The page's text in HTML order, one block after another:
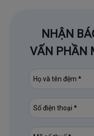
NHẬN
VẤN PHẦN